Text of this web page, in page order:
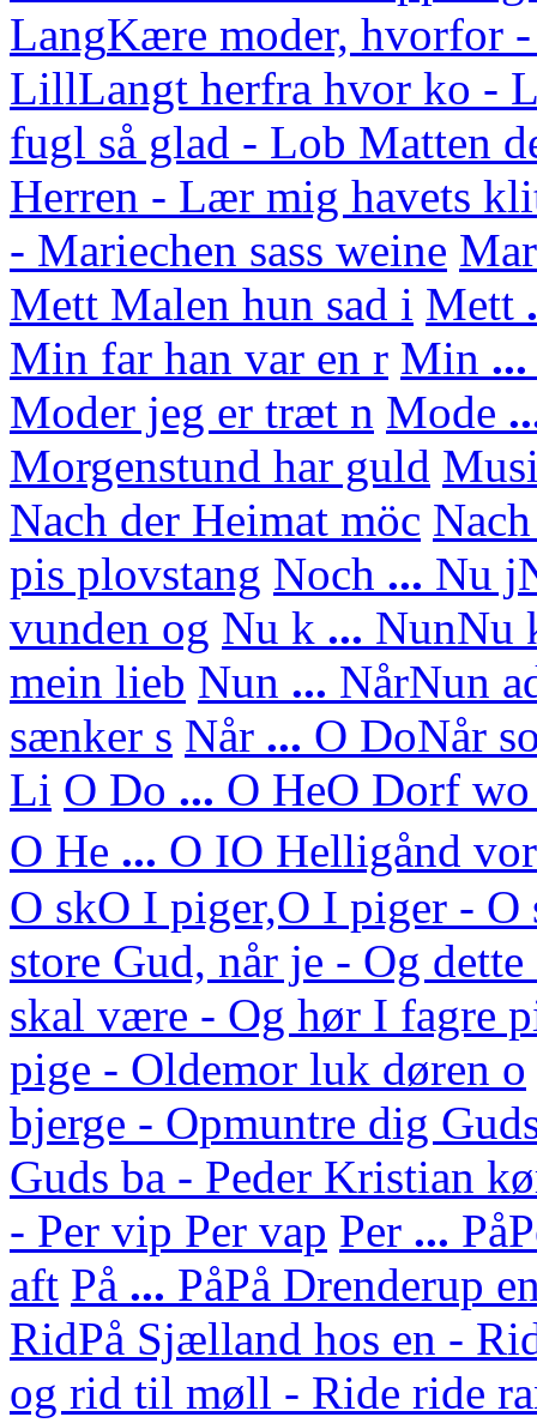
LangKære moder, hvorfor
LillLangt herfra hvor ko -
fugl så glad - Lob Matten
Herren - Lær mig havets
- Mariechen sass weine
Mett Malen hun sad i Mett
Min far han var en r Min
Moder jeg er træt n Mode
Morgenstund har guld
Nach der Heimat möc Nach
pis plovstang Noch ... Nu j
vunden og Nu k ... NunNu
mein lieb Nun ... NårNun
sænker s Når ... O DoNår
Li O Do ... O HeO Dorf
O He ... O IO Helligånd
O skO I piger,O I piger -
store Gud, når je - Og
skal være - Og hør I fagre
pige - Oldemor luk døren o
bjerge - Opmuntre dig
Guds ba - Peder Kristian
- Per vip Per vap Per ... På
aft På ... PåPå Drenderup
RidPå Sjælland hos en -
og rid til møll - Ride ride